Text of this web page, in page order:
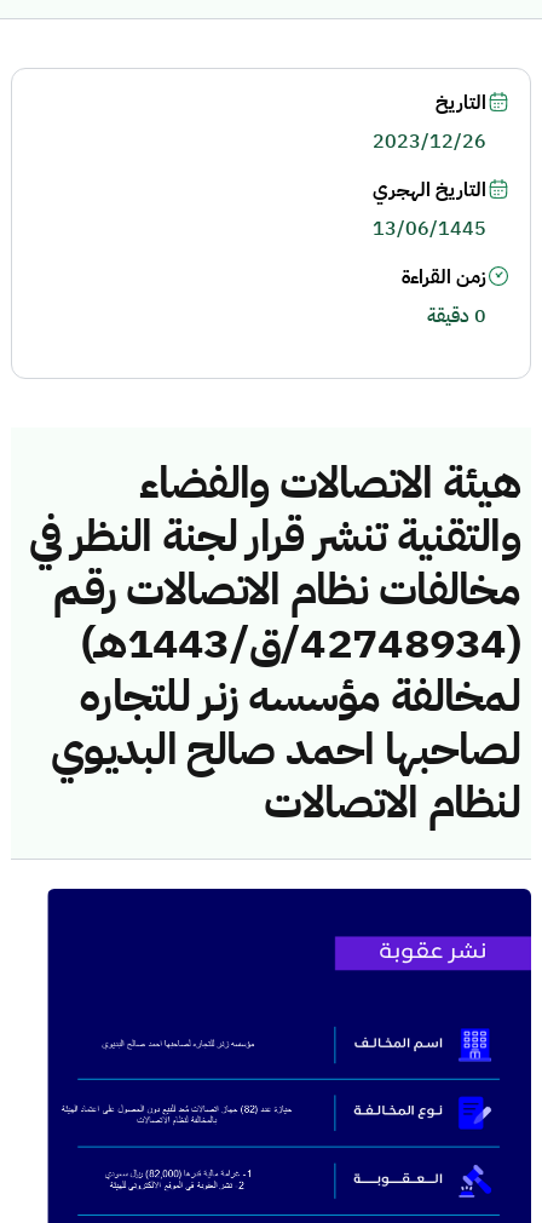
هيئة الاتصالات والفضاء
والتقنية تنشر قرار لجنة النظر في
مخالفات نظام الاتصالات رقم
(42748934/ق/1443هـ)
لمخالفة مؤسسه زنر للتجاره
لصاحبها احمد صالح البديوي
لنظام الاتصالات
التاريخ
2023/12/26
التاريخ الهجري
13/06/1445
زمن القراءة
0 دقيقة